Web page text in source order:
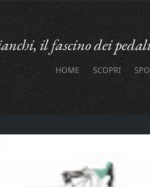
il fascino dei
HOME SCOPRI